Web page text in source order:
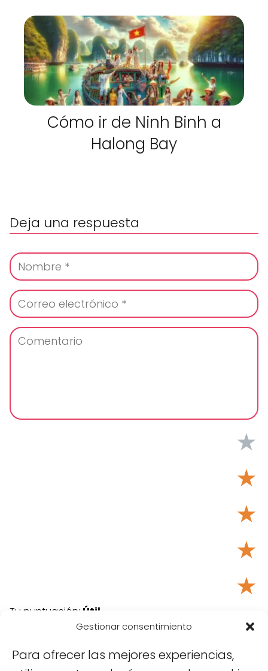
Gestionar consentimiento
Para ofrecer las mejores experiencias,
Cómo ir de Ninh Binh a
Halong Bay
Deja una respuesta
★
★
★
★
★
Tu puntuación: Útil